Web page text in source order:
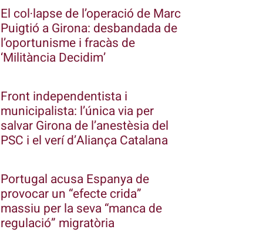
El col·lapse de l’operació de Marc
Puigtió a Girona: desbandada de
l’oportunisme i fracàs de
‘Militància Decidim’
Front independentista i
municipalista: l’única via per
salvar Girona de l’anestèsia del
PSC i el verí d’Aliança Catalana
Portugal acusa Espanya de
provocar un “efecte crida”
massiu per la seva “manca de
regulació” migratòria